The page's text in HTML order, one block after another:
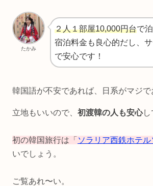
たかみ
２人１部屋10,000円台で
宿泊料金も良心的だし、
で安心です！
韓国語が不安であれば、日系がマジで
立地もいいので、 初渡韓の人も安心し
初の韓国旅行は「 ソラリア西鉄ホテル
いでしょう。
ご覧あれ〜い。